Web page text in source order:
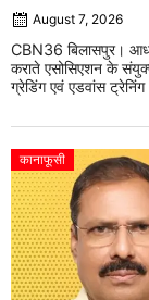
August 7, 2026
CBN36 बिलासपुर।
कराते एसोसिएशन के
ग्रेडिंग एवं एडवांस
कानाफूसी